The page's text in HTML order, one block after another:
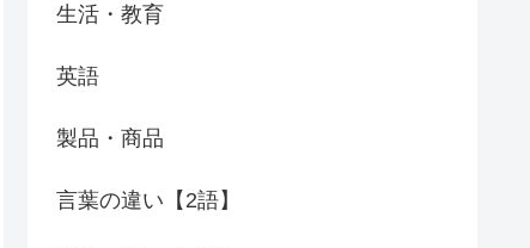
生活・教育
英語
製品・商品
言葉の違い【2語】